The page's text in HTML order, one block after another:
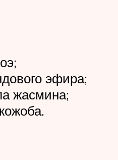
эфира;
жасмина;